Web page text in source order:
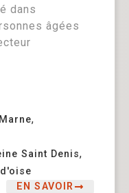
dans
âgées
,
Saint Denis,
EN SAVOIR